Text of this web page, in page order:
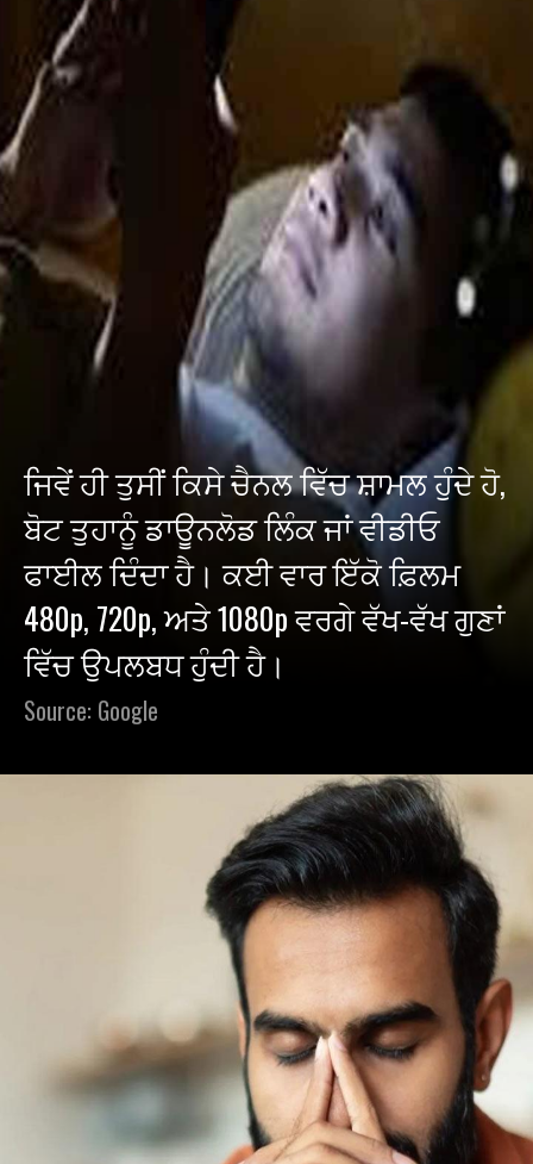
ਜਿਵੇਂ ਹੀ ਤੁਸੀਂ ਕਿਸੇ ਚੈਨਲ ਵਿੱਚ ਸ਼ਾਮਲ ਹੁੰਦੇ ਹੋ,
ਬੋਟ ਤੁਹਾਨੂੰ ਡਾਊਨਲੋਡ ਲਿੰਕ ਜਾਂ ਵੀਡੀਓ
ਫਾਈਲ ਦਿੰਦਾ ਹੈ। ਕਈ ਵਾਰ ਇੱਕੋ ਫ਼ਿਲਮ
480p, 720p, ਅਤੇ 1080p ਵਰਗੇ ਵੱਖ-ਵੱਖ ਗੁਣਾਂ
ਵਿੱਚ ਉਪਲਬਧ ਹੁੰਦੀ ਹੈ।
Source: Google